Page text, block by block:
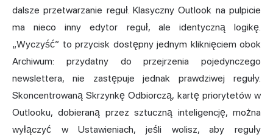
dalsze przetwarzanie reguł. Klasyczny Outlook na pulpicie
ma nieco inny edytor reguł, ale identyczną logikę.
„Wyczyść” to przycisk dostępny jednym kliknięciem obok
Archiwum: przydatny do przejrzenia pojedynczego
newslettera, nie zastępuje jednak prawdziwej reguły.
Skoncentrowaną Skrzynkę Odbiorczą, kartę priorytetów w
Outlooku, dobieraną przez sztuczną inteligencję, można
wyłączyć w Ustawieniach, jeśli wolisz, aby reguły